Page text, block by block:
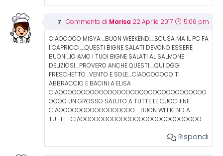
Commento di Marisa 22 Aprile 2017 5:06 pm
CIAOOOOO MISYA …BUON WEEKEND…..SCUSA MA IL PC FA
I CAPRICCI…..QUESTI BIGNE SALATI DEVONO ESSERE
BUONI…IO AMO I TUOI BIGNE SALATI AL SALMONE
DELIZIOSI….PROVERO ANCHE QUESTI…..QUI OGGI
FRESCHETTO ..VENTO E SOLE….CIAOOOOOOO TI
ABBRACCIO E BACINI A ELISA
CIAOOOOOOOOOOOOOOOOOOOOOOOOOOOOOOOOO
OOOO UN GROSSO SALUTO A TUTTE LE CUOCHINE
CIAOOOOOOOOOOOOOOOOO ….BUON WEEKEND A
TUTTE …CIAOOOOOOOOOOOOOOOOOOOOOOOOOOO
Rispondi